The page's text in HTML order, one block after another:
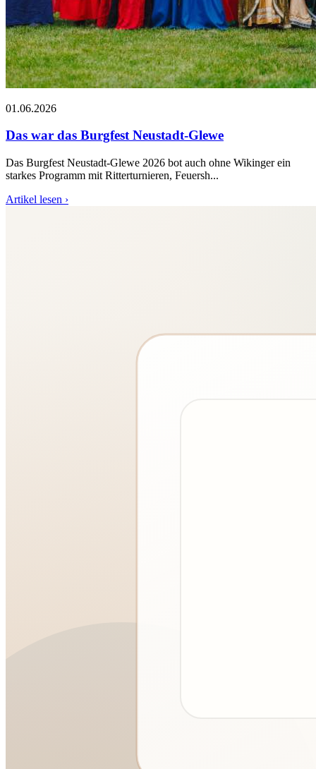
01.06.2026
Das war das Burgfest Neustadt-Glewe
Das Burgfest Neustadt-Glewe 2026 bot auch ohne Wikinger ein
starkes Programm mit Ritterturnieren, Feuersh...
Artikel lesen ›